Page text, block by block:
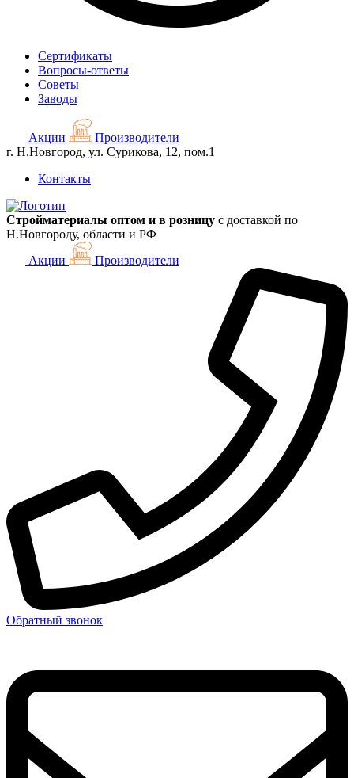
Сертификаты
Вопросы-ответы
Советы
Заводы
Акции
Производители
г. Н.Новгород, ул. Сурикова, 12, пом.1
Контакты
Стройматериалы оптом и в розницу с доставкой по
Н.Новгороду, области и РФ
Акции
Производители
Обратный звонок